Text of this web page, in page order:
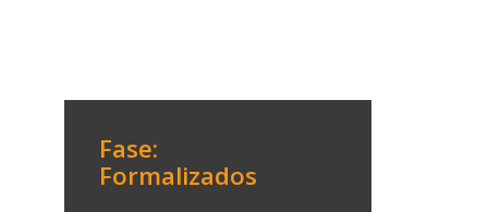
Fase:
Formalizados